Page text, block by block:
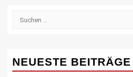
Beiträge
Suche
NEUESTE BEITRÄGE